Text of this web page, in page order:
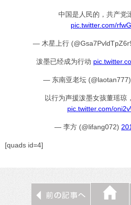
中国是人民的，共产党
pic.twitter.com/
— 木星上行
泼墨已经成为行动
— 东南亚老坛 (@laotan777)
以行为声援泼墨女孩董瑶琼
pic.twitter.com/
— 李方 (@lifang072)
[quads id=4]